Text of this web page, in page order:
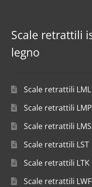
Scale retrattili
legno
Scale retrattili
Scale retrattili LMP
Scale retrattili
Scale retrattili LST
Scale retrattili LTK
Scale retrattili